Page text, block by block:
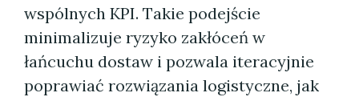
wspólnych KPI. Takie podejście
minimalizuje ryzyko zakłóceń w
łańcuchu dostaw i pozwala iteracyjnie
poprawiać rozwiązania logistyczne, jak